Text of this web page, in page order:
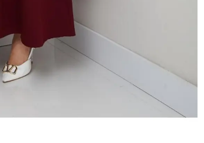
₺ 850.00
KIRINKIL KUMAŞ 3 LÜ TAKIM
₺ 595.00
₺ 399.00 ₺ 750.00